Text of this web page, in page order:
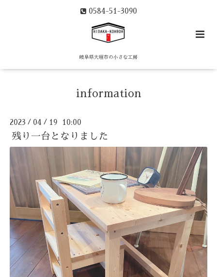
0584-51-3090
岐阜県大垣市の小さな工房
information
2023 / 04 / 19 10:00
残り一台となりました